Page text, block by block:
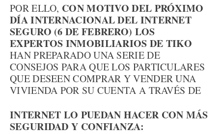
POR ELLO, CON MOTIVO DEL PRÓXIMO
DÍA INTERNACIONAL DEL INTERNET
SEGURO (6 DE FEBRERO) LOS
EXPERTOS INMOBILIARIOS DE TIKO
HAN PREPARADO UNA SERIE DE
CONSEJOS PARA QUE LOS PARTICULARES
QUE DESEEN COMPRAR Y VENDER UNA
VIVIENDA POR SU CUENTA A TRAVÉS DE
INTERNET LO PUEDAN HACER CON MÁS
SEGURIDAD Y CONFIANZA: